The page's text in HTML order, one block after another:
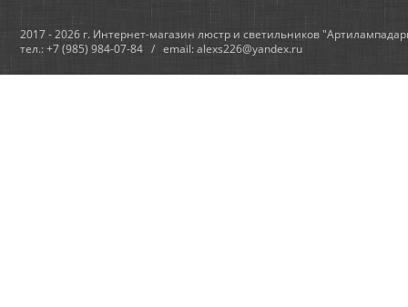
2017 - 2026 г. Интернет-магазин люстр и светильников
тел.: +7 (985) 984-07-84 / email: alexs226@yandex.ru